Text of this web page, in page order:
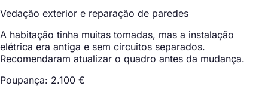
Vedação exterior e reparação de paredes
A habitação tinha muitas tomadas, mas a instalação
elétrica era antiga e sem circuitos separados.
Recomendaram atualizar o quadro antes da mudança.
Poupança: 2.100 €